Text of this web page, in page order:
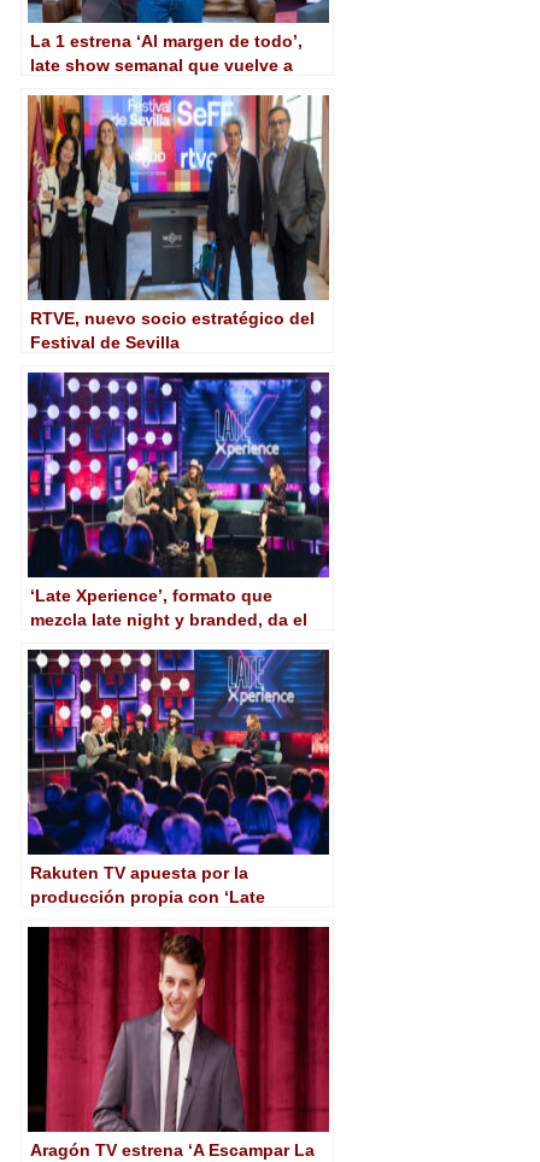
La 1 estrena ‘Al margen de todo’,
late show semanal que vuelve a
preferente de RTVE
RTVE, nuevo socio estratégico del
Festival de Sevilla
‘Late Xperience’, formato que
mezcla late night y branded, da el
Rakuten TV apuesta por la
producción propia con ‘Late
cultura y entretenimiento
Aragón TV estrena ‘A Escampar La